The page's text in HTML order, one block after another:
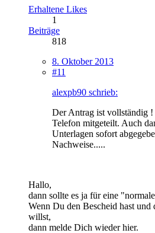
Erhaltene Likes
1
Beiträge
818
8. Oktober 2013
#11
alexpb90 schrieb:
Der Antrag ist vollständig
Telefon mitgeteilt. Auch
Unterlagen sofort
Nachweise.....
Hallo,
dann sollte es ja für eine
Wenn Du den Bescheid hast und
willst,
dann melde Dich wieder hier.